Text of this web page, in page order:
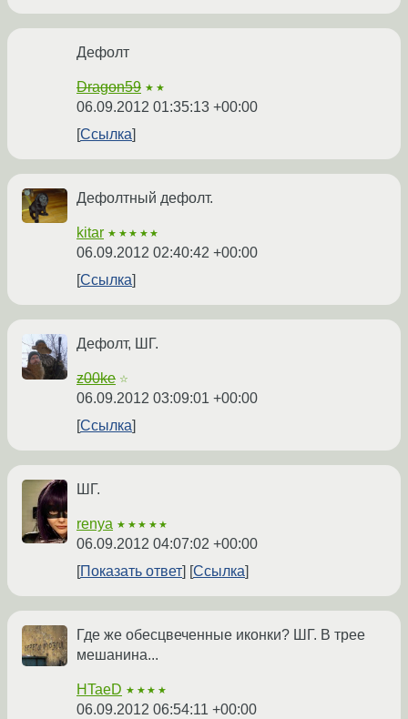
Дефолт
Dragon59 ★★
06.09.2012 01:35:13 +00:00
Ссылка
Дефолтный дефолт.
kitar ★★★★★
06.09.2012 02:40:42 +00:00
Ссылка
Дефолт, ШГ.
z00ke ☆
06.09.2012 03:09:01 +00:00
Ссылка
ШГ.
renya ★★★★★
06.09.2012 04:07:02 +00:00
Показать ответ
Ссылка
Где же обесцвеченные иконки? ШГ. В трее
мешанина...
HTaeD ★★★★
06.09.2012 06:54:11 +00:00